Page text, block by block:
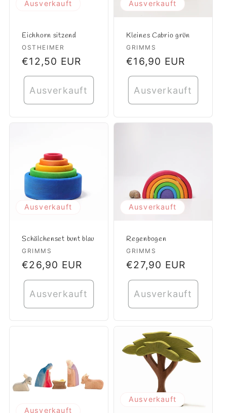
Ausverkauft
Eichhorn sitzend
Anbieter:
OSTHEIMER
Normaler
Preis
€12,50 EUR
Ausverkauft
Ausverkauft
Kleines Cabrio grün
Anbieter:
GRIMMS
Normaler
Preis
€16,90 EUR
Ausverkauft
Ausverkauft
Schälchenset bunt blau
Anbieter:
GRIMMS
Normaler
Preis
€26,90 EUR
Ausverkauft
Ausverkauft
Regenbogen
Anbieter:
GRIMMS
Normaler
Preis
€27,90 EUR
Ausverkauft
Ausverkauft
Ausverkauft